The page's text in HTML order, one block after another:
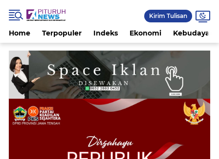
Kirim Tulisan
Home Terpopuler Indeks Ekonomi Kebudayaan